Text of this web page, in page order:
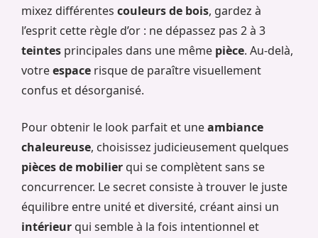
mixez différentes couleurs de bois, gardez à
l’esprit cette règle d’or : ne dépassez pas 2 à 3
teintes principales dans une même pièce. Au-delà,
votreespace risque de paraître visuellement
confus et désorganisé.
Pour obtenir le look parfait et uneambiance
chaleureuse, choisissez judicieusement quelques
pièces de mobilier qui se complètent sans se
concurrencer. Le secret consiste à trouver le juste
équilibre entre unité et diversité, créant ainsi un
intérieur qui semble à la fois intentionnel et